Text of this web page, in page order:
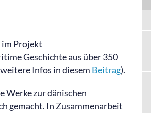
Projekt
Geschichte aus über 350
Infos in diesem Beitrag).
Werke zur dänischen
gemacht. In Zusammenarbeit